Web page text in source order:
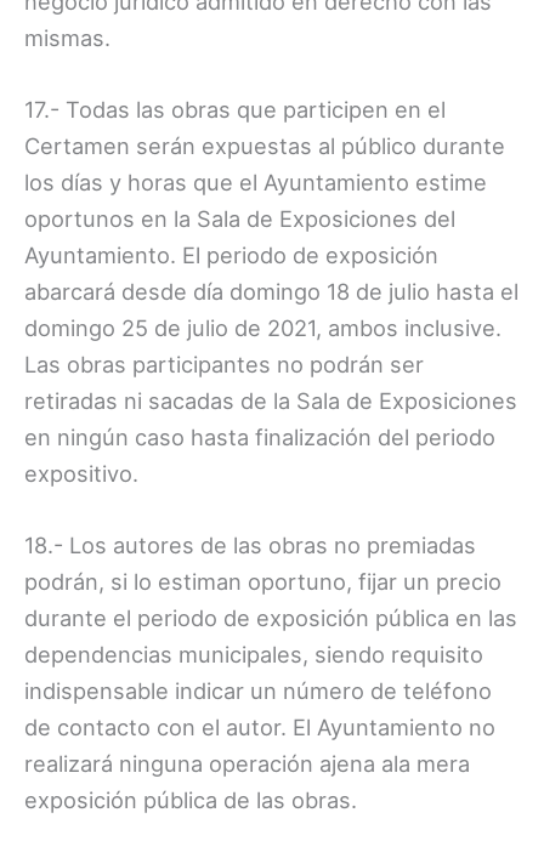
mismas.
17.- Todas las obras que participen en el
Certamen serán expuestas al público durante
los días y horas que el Ayuntamiento estime
oportunos en la Sala de Exposiciones del
Ayuntamiento. El periodo de exposición
abarcará desde día domingo 18 de julio hasta el
domingo 25 de julio de 2021, ambos inclusive.
Las obras participantes no podrán ser
retiradas ni sacadas de la Sala de Exposiciones
en ningún caso hasta finalización del periodo
expositivo.
18.- Los autores de las obras no premiadas
podrán, si lo estiman oportuno, fijar un precio
durante el periodo de exposición pública en las
dependencias municipales, siendo requisito
indispensable indicar un número de teléfono
de contacto con el autor. El Ayuntamiento no
realizará ninguna operación ajena ala mera
exposición pública de las obras.